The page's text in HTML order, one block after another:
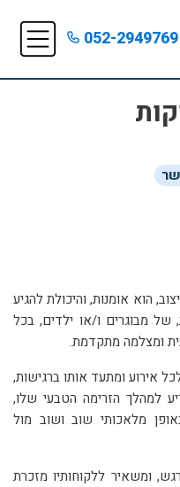
052-2949769
עבור יוסי אטיאס, החיבור בין צילום לעיצוב, הוא אומנות, והיכולת להגיע
לתמונות מרגשות, אותנטיות ומחמיאות, של מבוגרים ו/או ילדים, בכל
ומצלמה מתקדמת.
בזכות ניסיון של שנים רבות, יוסי מגיע לכל אירוע ומתעד אותו ברגישות,
מהצד, כרואה ואינו נראה, מבלי להפריע למהלך הזרימה הטבעי שלו,
מלאכותי שוב ושוב מול
יוסי פשוט משתלב ומתעד כל רגע מרגש, ומשאיר ללקוחותיו מזכרת